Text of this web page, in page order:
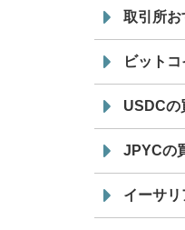
19:30
てステ
説セミ
取引所お
ビット
USDCの
JPYCの
イーサ